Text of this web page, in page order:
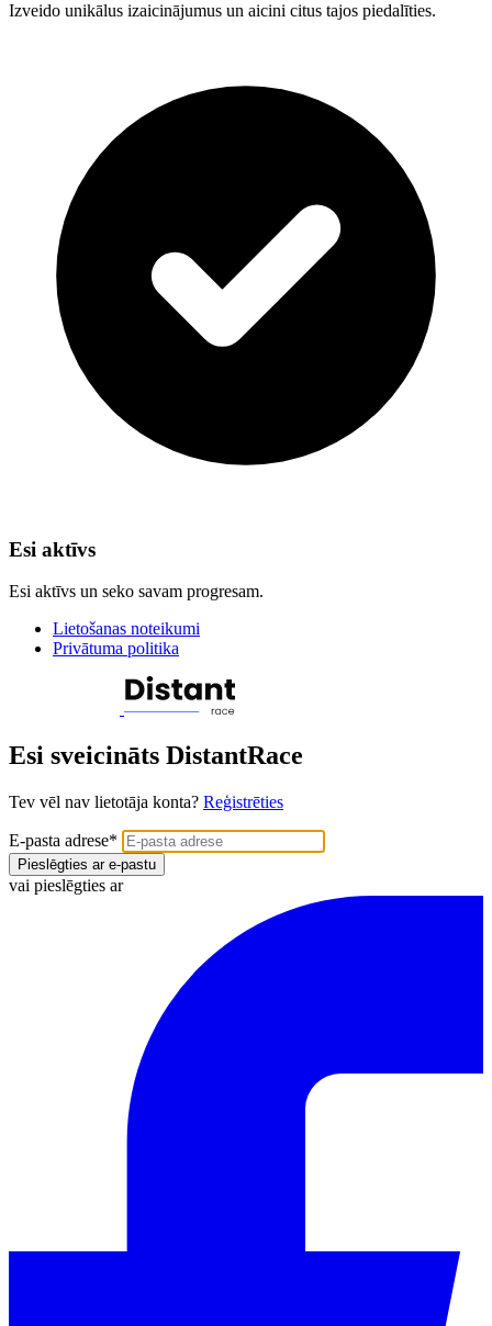
Izveido unikālus izaicinājumus un aicini citus tajos piedalīties.
Esi aktīvs
Esi aktīvs un seko savam progresam.
Lietošanas noteikumi
Privātuma politika
Esi sveicināts DistantRace
Tev vēl nav lietotāja konta? Reģistrēties
E-pasta adrese*
Pieslēgties ar e-pastu
vai pieslēgties ar